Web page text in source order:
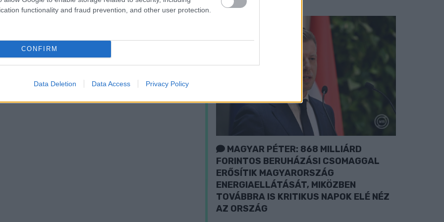
functionality and fraud prevention, and other user protection.
CONFIRM
Data Deletion Data Access Privacy Policy
MAGYAR PÉTER: 868 MILLIÁRD
FORINTOS BERUHÁZÁSI CSOMAGGAL
ERŐSÍTIK MAGYARORSZÁG
ENERGIAELLÁTÁSÁT, MIKÖZBEN
TOVÁBBRA IS KRITIKUS NAPOK ELÉ NÉZ
AZ ORSZÁG